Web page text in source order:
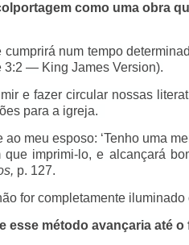
como uma obra
cumprirá num tempo
3:2 — King James Version).
e fazer circular nossas
para a igreja.
ao meu esposo: ‘Tenho uma
que imprimi-lo, e alcançará
p. 127.
for completamente
esse método avançaria até